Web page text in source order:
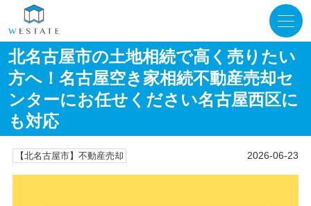
北名古屋市の土地相続で高く売りたい
方へ！名古屋空き家相続不動産売却セ
ンターにお任せください名古屋西区に
も対応
【北名古屋市】不動産売却 2026-06-23